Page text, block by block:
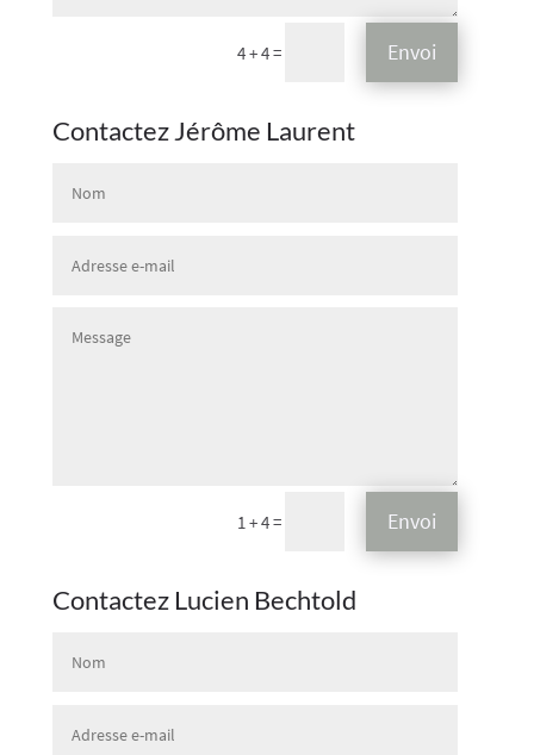
4 + 4= Envoi
Contactez Jérôme Laurent
1 + 4= Envoi
Contactez Lucien Bechtold